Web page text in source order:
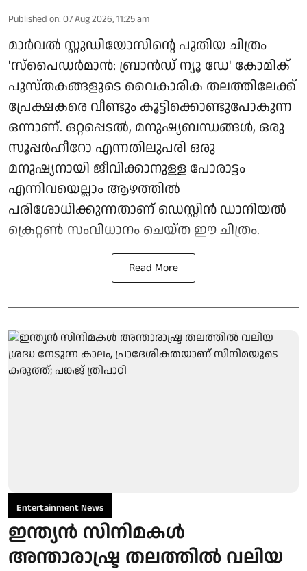
Published on: 07 Aug 2026, 11:25 am
മാർവൽ സ്റ്റുഡിയോസിന്റെ പുതിയ ചിത്രം
'സ്പൈഡർമാൻ: ബ്രാൻഡ് ന്യൂ ഡേ' കോമിക്
പുസ്തകങ്ങളുടെ വൈകാരിക തലത്തിലേക്ക്
പ്രേക്ഷകരെ വീണ്ടും കൂട്ടിക്കൊണ്ടുപോകുന്ന
ഒന്നാണ്. ഒറ്റപ്പെടൽ, മനുഷ്യബന്ധങ്ങൾ, ഒരു
സൂപ്പർഹീറോ എന്നതിലുപരി ഒരു
മനുഷ്യനായി ജീവിക്കാനുള്ള പോരാട്ടം
എന്നിവയെല്ലാം ആഴത്തിൽ
പരിശോധിക്കുന്നതാണ് ഡെസ്റ്റിൻ ഡാനിയൽ
ക്രെറ്റൺ സംവിധാനം ചെയ്ത ഈ ചിത്രം.
Read More
Entertainment News
ഇന്ത്യൻ സിനിമകൾ
അന്താരാഷ്ട്ര തലത്തിൽ വലിയ